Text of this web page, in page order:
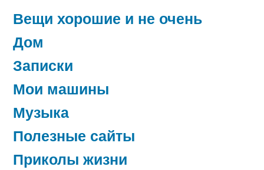
Вещи хорошие и не очень
Дом
Записки
Мои машины
Музыка
Полезные сайты
Приколы жизни